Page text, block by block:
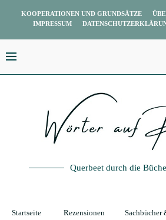
KOOPERATIONEN UND GRUNDSÄTZE
IMPRESSUM
Querbeet durch die
Startseite Rezensionen
Sachbücher